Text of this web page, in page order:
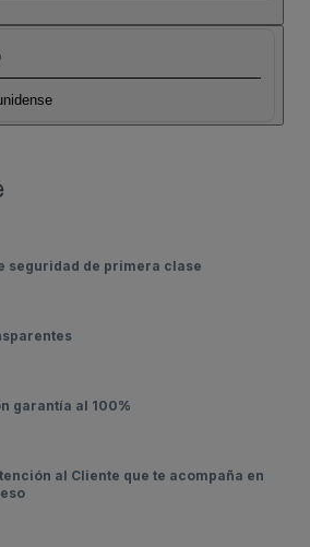
seguridad de primera clase
garantía al 100%
al Cliente que te acompaña en